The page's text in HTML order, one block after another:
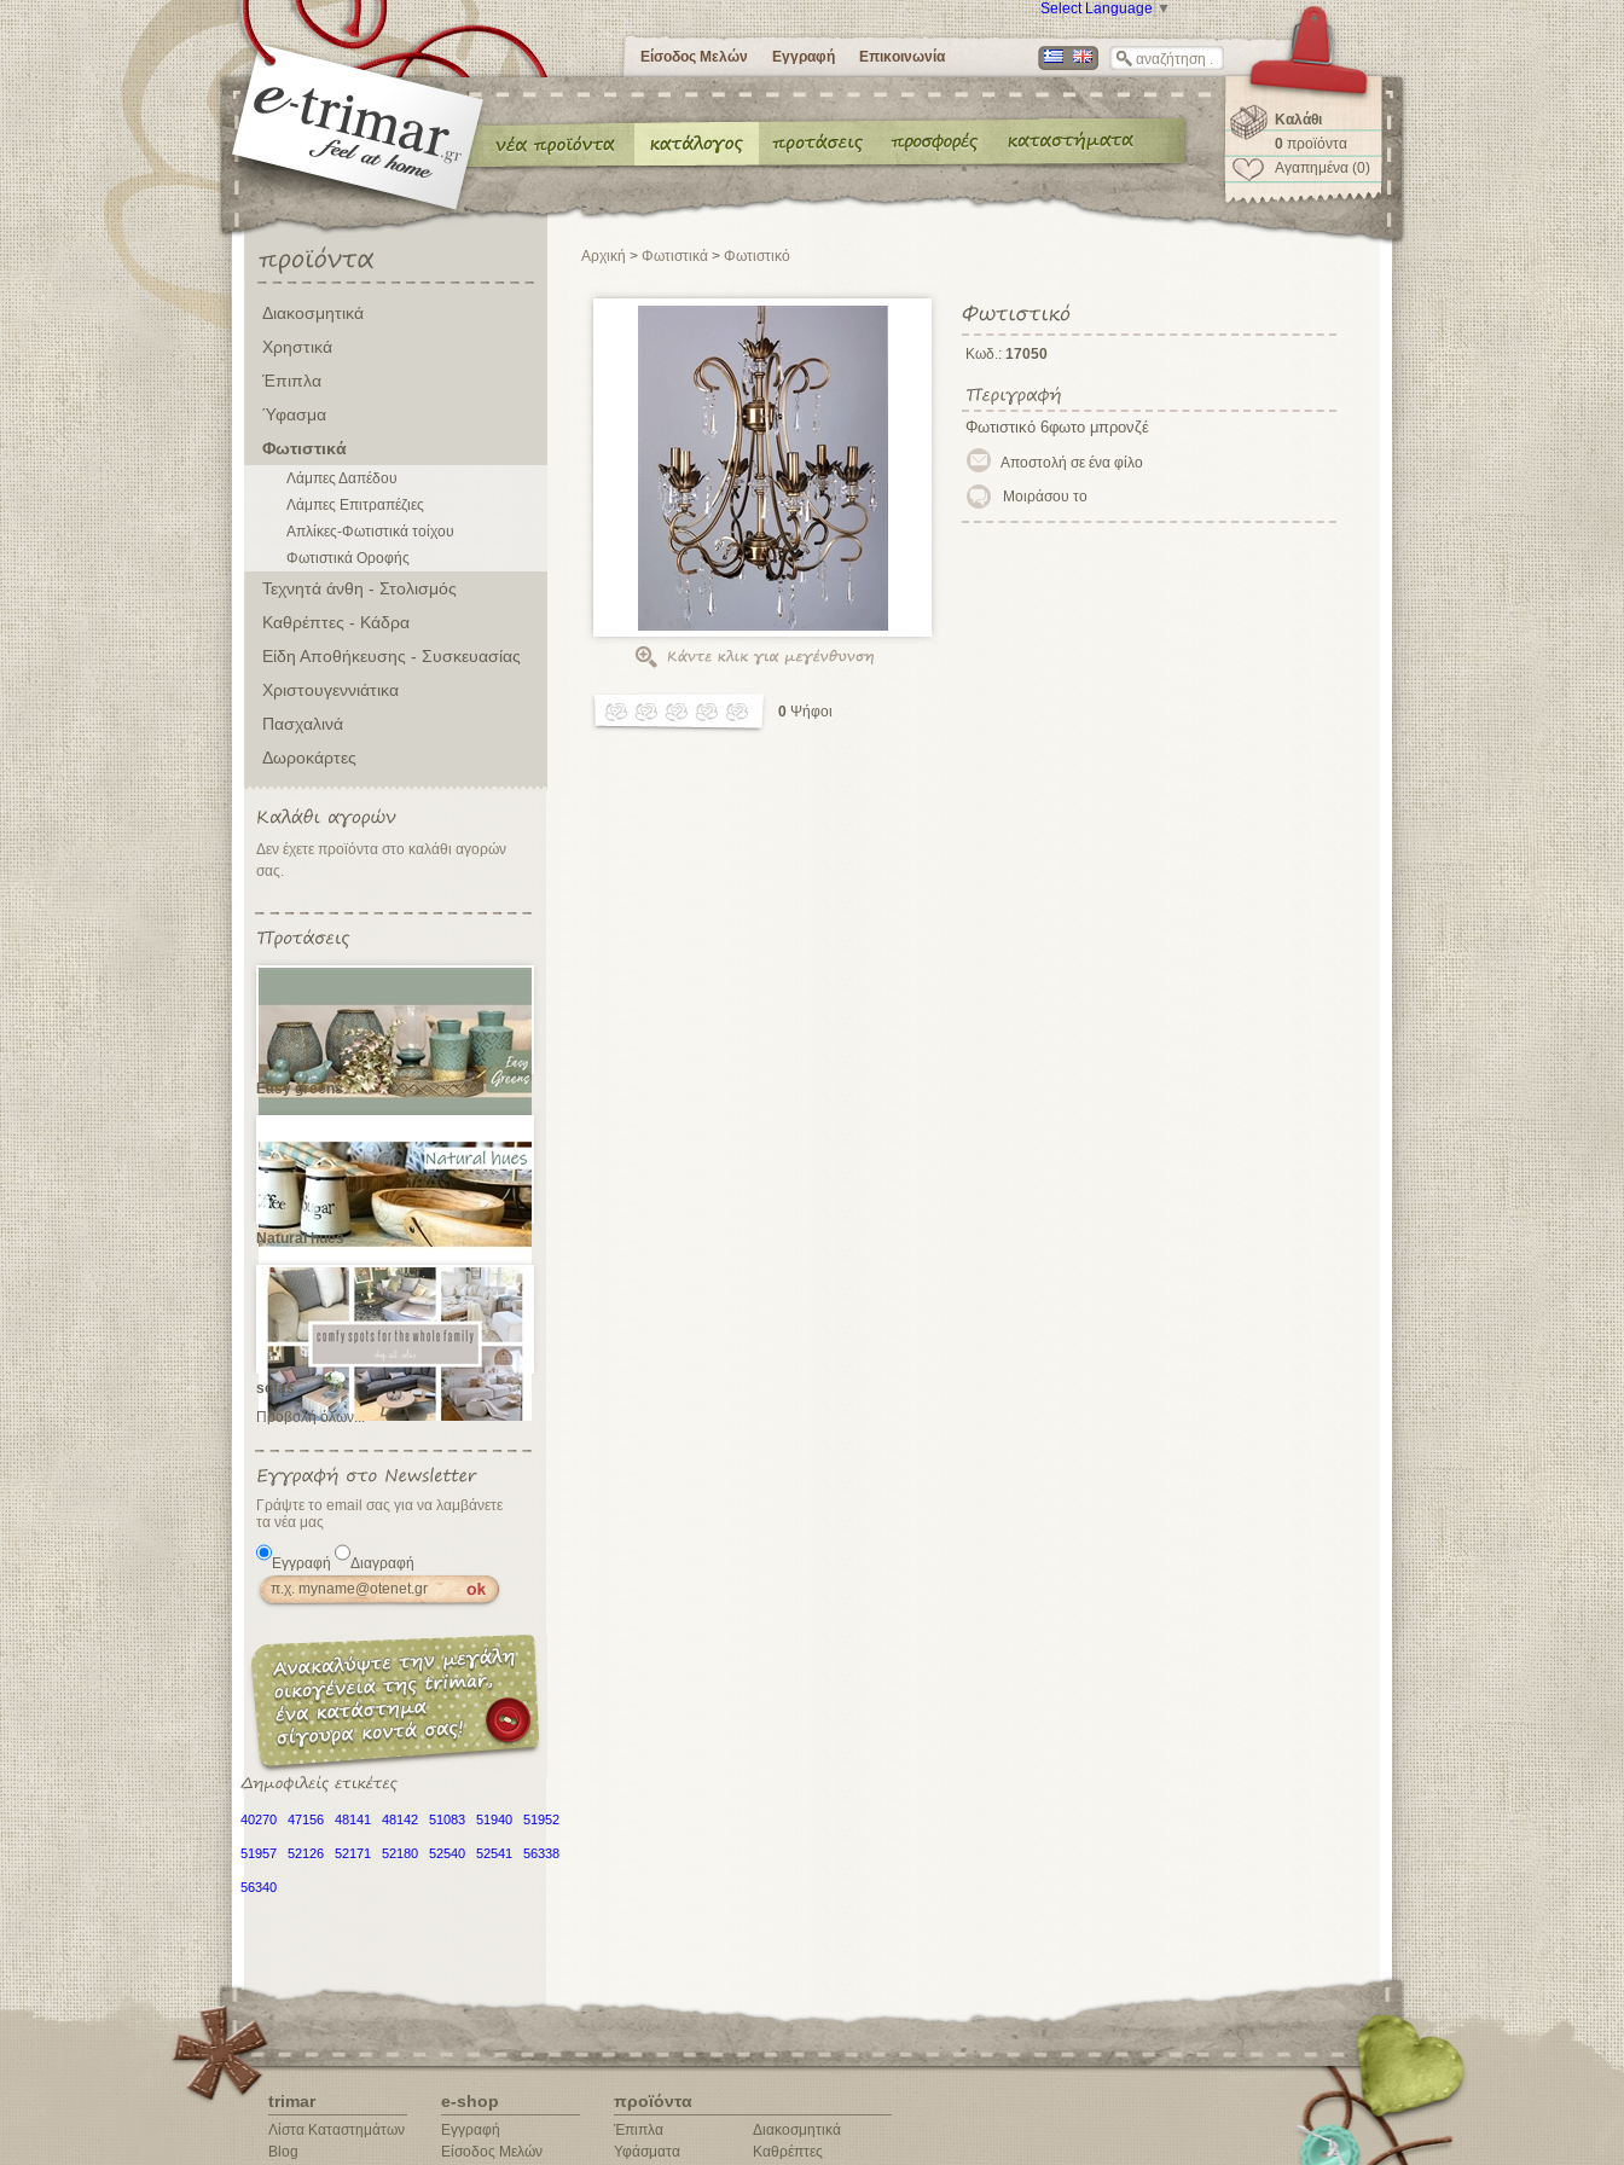
Select Language ▼
Είσοδος Μελών Εγγραφή Επικοινωνία
Καλάθι
0 προϊόντα
Αγαπημένα (0)
Διακοσμητικά
Χρηστικά
Έπιπλα
Ύφασμα
Φωτιστικά
Λάμπες Δαπέδου
Λάμπες Επιτραπέζιες
Απλίκες-Φωτιστικά τοίχου
Φωτιστικά Οροφής
Τεχνητά άνθη - Στολισμός
Καθρέπτες - Κάδρα
Είδη Αποθήκευσης - Συσκευασίας
Χριστουγεννιάτικα
Πασχαλινά
Δωροκάρτες
Δεν έχετε προϊόντα στο καλάθι αγορών
σας.
Easy greens
Natural hues
sofas
Προβολή όλων...
Γράψτε το email σας για να λαμβάνετε
τα νέα μας
Εγγραφή Διαγραφή
40270 47156 48141 48142 51083 51940 51952
51957 52126 52171 52180 52540 52541 56338
56340
Αρχική > Φωτιστικά > Φωτιστικό
0 Ψήφοι
Κωδ.: 17050
Φωτιστικό 6φωτο μπρονζέ
Μοιράσου το
trimar
Λίστα Καταστημάτων
Blog
e-shop
Εγγραφή
Είσοδος Μελών
προϊόντα
Έπιπλα
Υφάσματα
Διακοσμητικά
Καθρέπτες